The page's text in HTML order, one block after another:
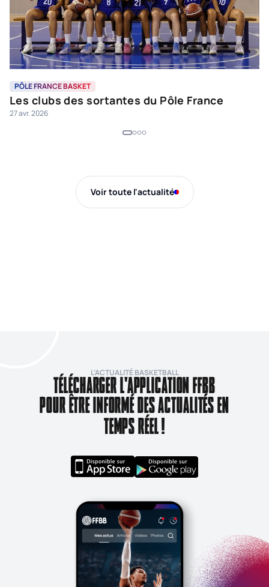
PÔLE FRANCE BASKET
Les clubs des sortantes du Pôle France
27 avr. 2026
Voir toute l'actualité
L’ACTUALITÉ BASKETBALL
TÉLÉCHARGER L'APPLICATION FFBB
POUR ÊTRE INFORMÉ DES ACTUALITÉS EN
TEMPS RÉEL !